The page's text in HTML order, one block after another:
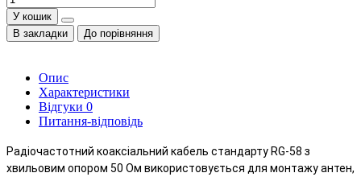
У кошик
В закладки
До порівняння
Опис
Характеристики
Відгуки 0
Питання-відповідь
Радіочастотний коаксіальний кабель стандарту RG-58 з
хвильовим опором 50 Ом використовується для монтажу антен,